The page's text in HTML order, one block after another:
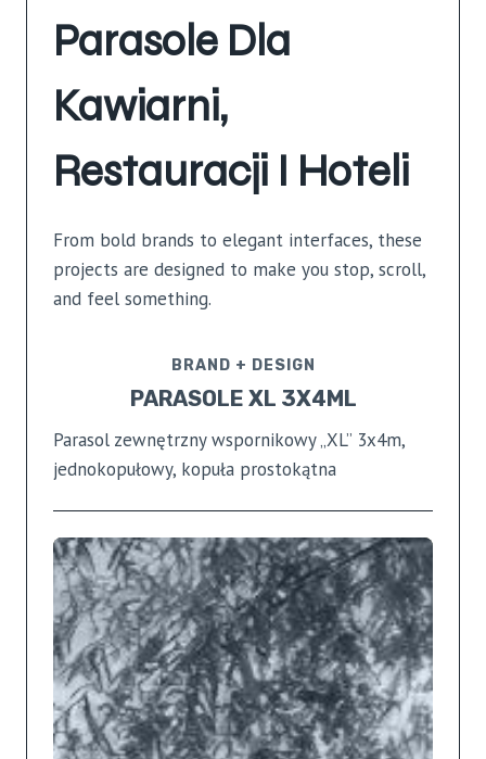
Parasole Dla
Kawiarni,
Restauracji I Hoteli
From bold brands to elegant interfaces, these
projects are designed to make you stop, scroll,
and feel something.
BRAND + DESIGN
PARASOLE XL 3X4ML
Parasol zewnętrzny wspornikowy „XL” 3x4m,
jednokopułowy, kopuła prostokątna